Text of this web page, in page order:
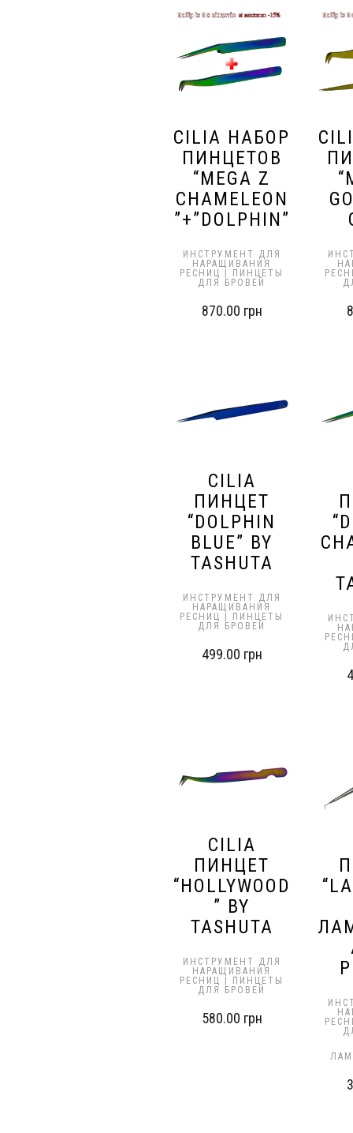
CILIA НАБОР
ПИНЦЕТОВ
“MEGA Z
CHAMELEON
”+”DOLPHIN”
ИНСТРУМЕНТ ДЛЯ
НАРАЩИВАНИЯ
РЕСНИЦ | ПИНЦЕТЫ
ДЛЯ БРОВЕЙ
870.00 грн
CILIA
ПИНЦЕТ
“DOLPHIN
BLUE” BY
TASHUTA
ИНСТРУМЕНТ ДЛЯ
НАРАЩИВАНИЯ
РЕСНИЦ | ПИНЦЕТЫ
ДЛЯ БРОВЕЙ
499.00 грн
CILIA
ПИНЦЕТ
“HOLLYWOOD
” BY
TASHUTA
ИНСТРУМЕНТ ДЛЯ
НАРАЩИВАНИЯ
РЕСНИЦ | ПИНЦЕТЫ
ДЛЯ БРОВЕЙ
580.00 грн